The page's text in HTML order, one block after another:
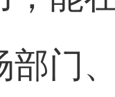
，能